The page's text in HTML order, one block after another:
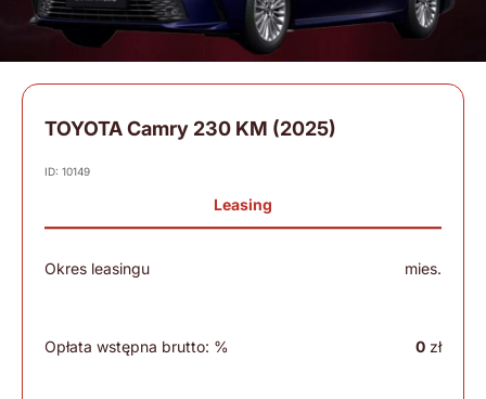
TOYOTA Camry 230 KM (2025)
ID: 10149
Leasing
Okres leasingu mies.
Opłata wstępna brutto: % 0 zł